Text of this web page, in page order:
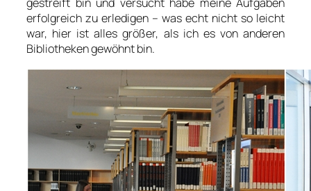
erfolgreich zu erledigen – was echt nicht so leicht
war, hier ist alles größer, als ich es von anderen
Bibliotheken gewöhnt bin.